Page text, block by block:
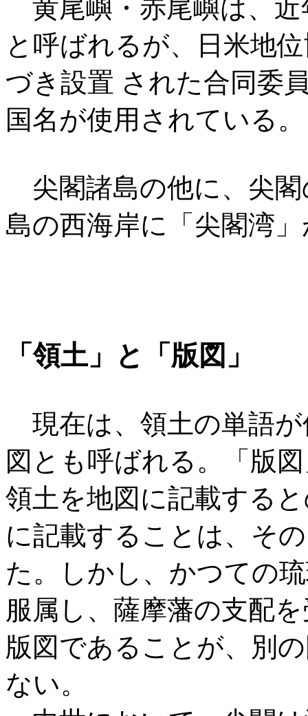
黄尾嶼・赤尾嶼は、近
と呼ばれるが、日米地
づき設置 された合同委
国名が使用されている。
尖閣諸島の他に、尖
島の西海岸に「尖閣湾
「領土」と「版図」
現在は、領土の単語
図とも呼ばれる。「版
領土を地図に記載する
に記載することは、そ
た。しかし、かつての
服属し、薩摩藩の支配
版図であることが、別
ない。